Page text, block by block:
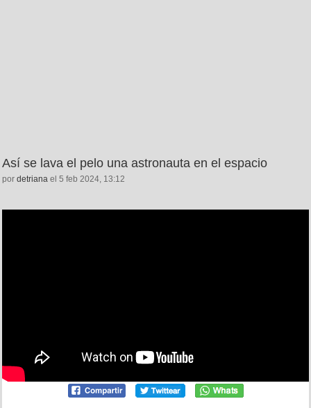
Así se lava el pelo una astronauta en el espacio
por detriana el 5 feb 2024, 13:12